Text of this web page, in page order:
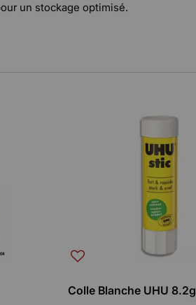
un stockage optimisé.
Colle Blanche UHU 8.2g